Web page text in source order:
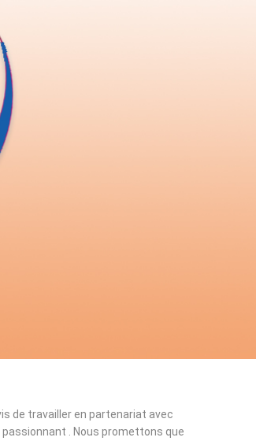
de travailler en partenariat avec
. Nous promettons que